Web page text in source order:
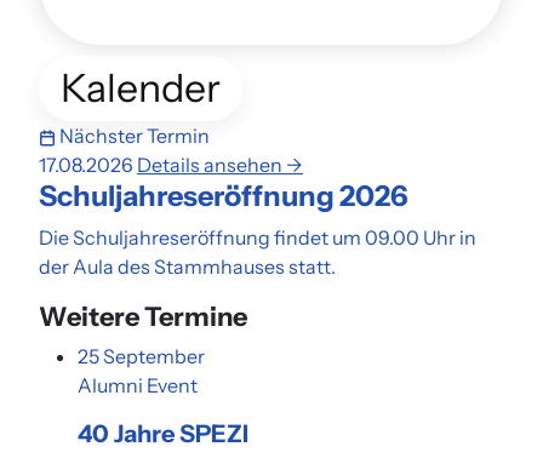
Kalender
Nächster Termin
17.08.2026 Details ansehen →
Schuljahreseröffnung 2026
Die Schuljahreseröffnung findet um 09.00 Uhr in
der Aula des Stammhauses statt.
Weitere Termine
25September
Alumni Event
40 Jahre SPEZI